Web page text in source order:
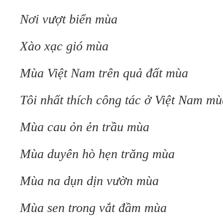
Nơi vượt biển mùa
Xào xạc gió mùa
Mùa Việt Nam trên quả đất mùa
Tôi nhất thích công tác ở Việt Nam
Mùa cau ỏn ẻn trầu mùa
Mùa duyên hò hẹn trăng mùa
Mùa na dụn dịn vườn mùa
Mùa sen trong vắt đầm mùa